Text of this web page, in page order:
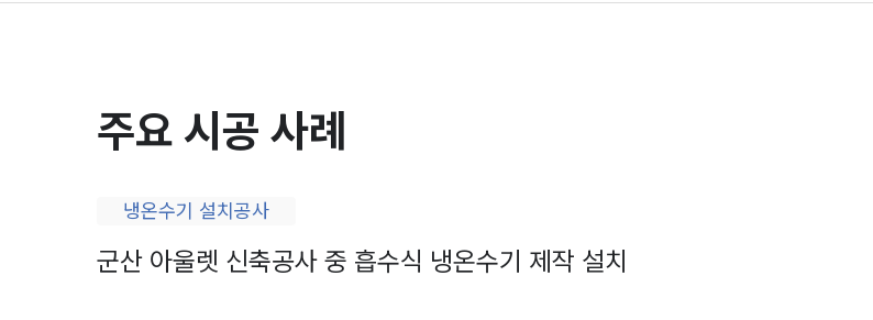
주요 시공 사례
냉온수기 설치공사
군산 아울렛 신축공사 중 흡수식 냉온수기 제작 설치